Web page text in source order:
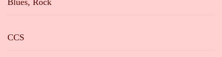
CCS